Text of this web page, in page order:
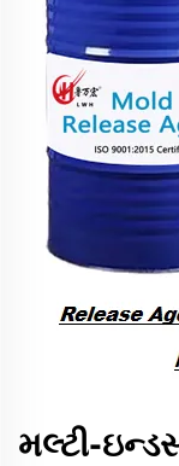
મલ્ટી-